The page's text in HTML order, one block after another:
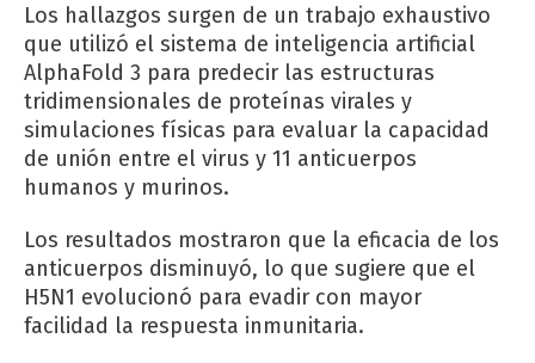
Los hallazgos surgen de un trabajo exhaustivo
que utilizó el sistema de inteligencia artificial
AlphaFold 3 para predecir las estructuras
tridimensionales de proteínas virales y
simulaciones físicas para evaluar la capacidad
de unión entre el virus y 11 anticuerpos
humanos y murinos.
Los resultados mostraron que la eficacia de los
anticuerpos disminuyó, lo que sugiere que el
H5N1 evolucionó para evadir con mayor
facilidad la respuesta inmunitaria.